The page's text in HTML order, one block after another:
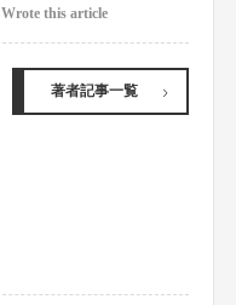
Wrote this article
著者記事一覧